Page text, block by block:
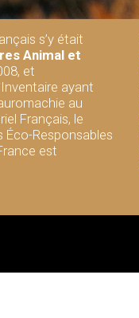
s’y était
Animal et
et
ayant
au
Français, le
Éco-Responsables
est